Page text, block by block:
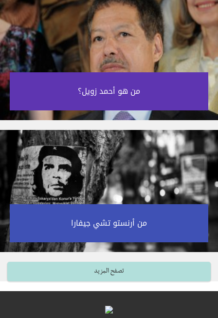
من هو أحمد زويل؟‎
من أرنستو تشي جيفارا‎
تصفح المزيد